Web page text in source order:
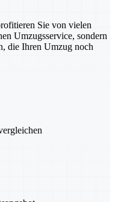
Sie von vielen
Umzugsservice, sondern
die Ihren Umzug noch